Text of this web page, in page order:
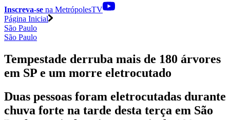
Inscreva-se na MetrópolesTV
Página Inicial
São Paulo
São Paulo
Tempestade derruba mais de 180 árvores
em SP e um morre eletrocutado
Duas pessoas foram eletrocutadas durante
chuva forte na tarde desta terça em São